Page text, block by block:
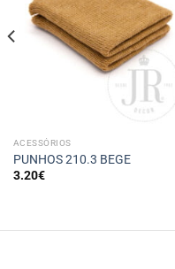
ACESSÓRIOS
PUNHOS 210.3 BEGE
3.20€